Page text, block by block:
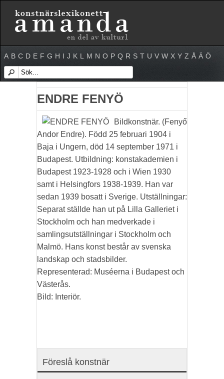
A B C D E F G H I J K L M N O P Q R S T U V W X Y Z Å Ä Ö
ENDRE FENYÖ
Bildkonstnär. (Fenyő
Andor Endre). Född 25 februari 1904 i
Baja i Ungern, död 14 september 1971 i
Budapest. Utbildning: konstakademien i
Budapest 1923-1928 och i Wien 1930
samt i Helsingfors 1938-1939. Han var
sedan 1939 bosatt i Sverige. Utställningar:
Separat ställde han ut på Lilla Galleriet i
Stockholm och han medverkade i
samlingsutställningar i Stockholm och
Malmö. Hans konst består av svenska
landskap och stadsbilder.
Representerad: Muséerna i Budapest och
Västerås.
Bild: Interiör.
Föreslå konstnär